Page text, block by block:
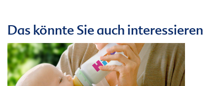
Das könnte Sie auch interessieren